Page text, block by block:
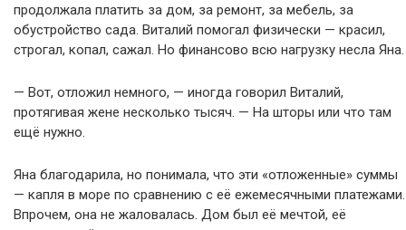
продолжала платить за дом, за ремонт, за мебель, за
обустройство сада. Виталий помогал физически — красил,
строгал, копал, сажал. Но финансово всю нагрузку несла Яна.
— Вот, отложил немного, — иногда говорил Виталий,
протягивая жене несколько тысяч. — На шторы или что там
ещё нужно.
Яна благодарила, но понимала, что эти «отложенные» суммы
— капля в море по сравнению с её ежемесячными платежами.
Впрочем, она не жаловалась. Дом был её мечтой, её